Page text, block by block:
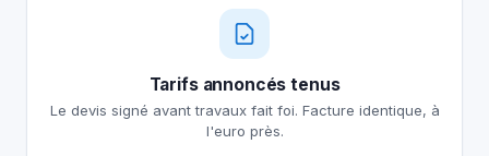
Tarifs annoncés tenus
Le devis signé avant travaux fait foi. Facture identique, à
l'euro près.